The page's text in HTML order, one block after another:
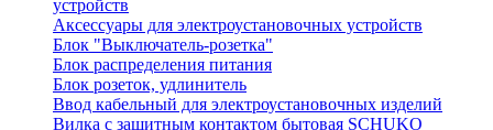
устройств
Аксессуары для электроустановочных устройств
Блок "Выключатель-розетка"
Блок распределения питания
Блок розеток, удлинитель
Ввод кабельный для электроустановочных изделий
Вилка с защитным контактом бытовая SCHUKO